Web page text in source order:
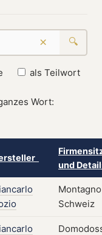
× 🔍
als Teilwort
Wort:
und
Schweiz